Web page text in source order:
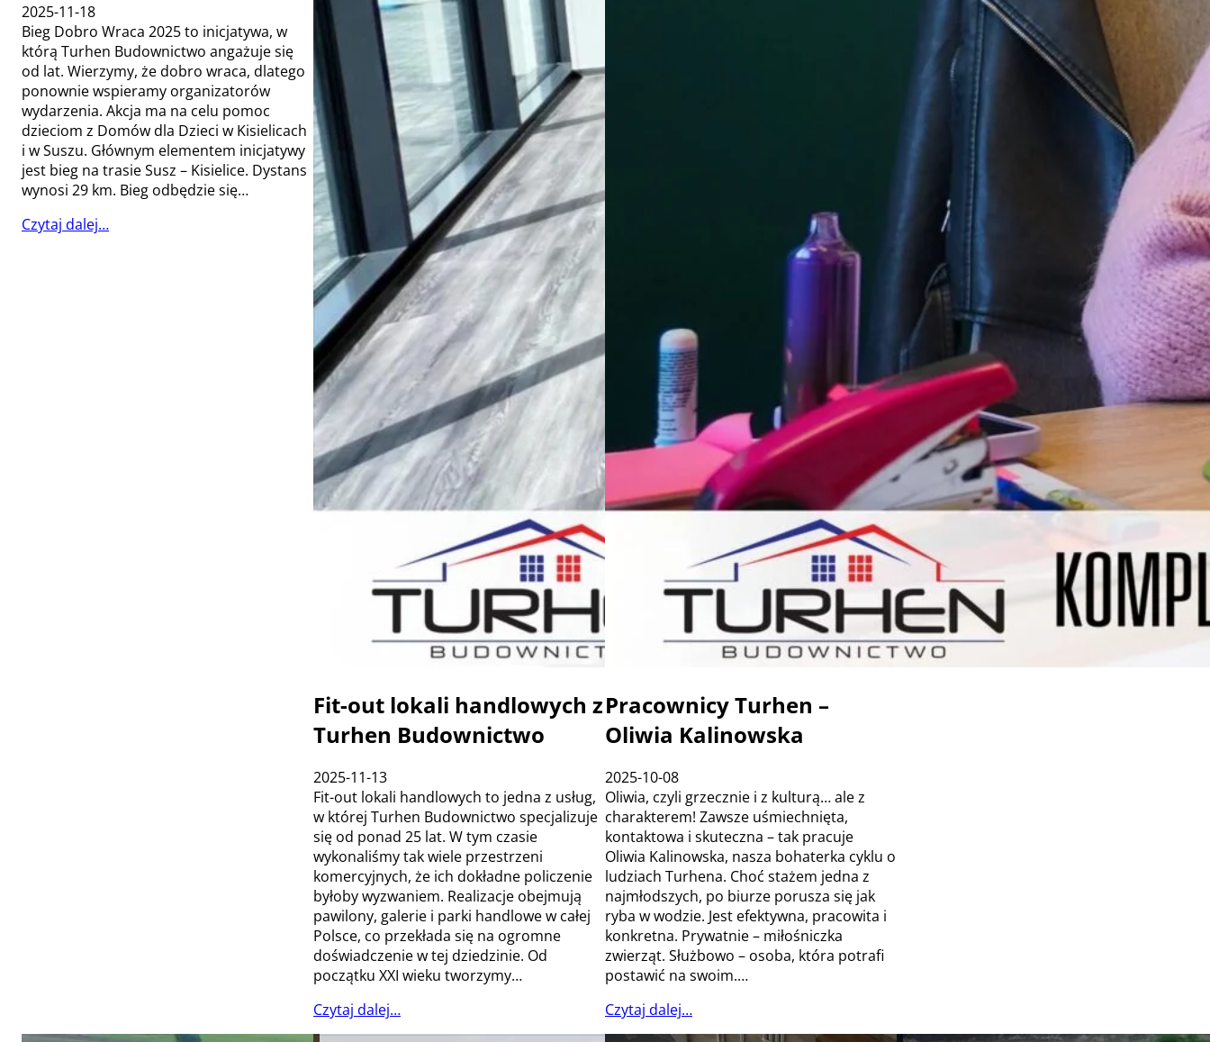
2025-11-18
Bieg Dobro Wraca 2025 to inicjatywa, w
którą Turhen Budownictwo angażuje się
od lat. Wierzymy, że dobro wraca, dlatego
ponownie wspieramy organizatorów
wydarzenia. Akcja ma na celu pomoc
dzieciom z Domów dla Dzieci w Kisielicach
i w Suszu. Głównym elementem inicjatywy
jest bieg na trasie Susz – Kisielice. Dystans
wynosi 29 km. Bieg odbędzie się…
Czytaj dalej…
Fit-out lokali handlowych z
Turhen Budownictwo
2025-11-13
Fit-out lokali handlowych to jedna z usług,
w której Turhen Budownictwo specjalizuje
się od ponad 25 lat. W tym czasie
wykonaliśmy tak wiele przestrzeni
komercyjnych, że ich dokładne policzenie
byłoby wyzwaniem. Realizacje obejmują
pawilony, galerie i parki handlowe w całej
Polsce, co przekłada się na ogromne
doświadczenie w tej dziedzinie. Od
początku XXI wieku tworzymy…
Czytaj dalej…
Pracownicy Turhen –
Oliwia Kalinowska
2025-10-08
Oliwia, czyli grzecznie i z kulturą… ale z
charakterem! Zawsze uśmiechnięta,
kontaktowa i skuteczna – tak pracuje
Oliwia Kalinowska, nasza bohaterka cyklu o
ludziach Turhena. Choć stażem jedna z
najmłodszych, po biurze porusza się jak
ryba w wodzie. Jest efektywna, pracowita i
konkretna. Prywatnie – miłośniczka
zwierząt. Służbowo – osoba, która potrafi
postawić na swoim.…
Czytaj dalej…
Nie tylko realizacja inwestycji
mieszkaniowych czy związanych z handlem
i usługami, ale także tych dotyczących
branży żywieniowej, rolnictwa itd. – zakres
działania Turhen Budownictwo jest
naprawdę szeroki. W ostatnich tygodniach
w Gospodarstwie Ekologicznym w
Pacółtowie (pow. ostródzki) realizowaliśmy
projekt związany z wykonaniem płyty
obornikowej. Naszym zadaniem było tu
uszczelnienie istniejących już murów oraz
Czytaj dalej…